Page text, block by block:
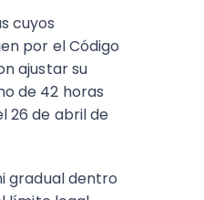
cuyos
por el Código
ajustar su
de 42 horas
26 de abril de
gradual dentro